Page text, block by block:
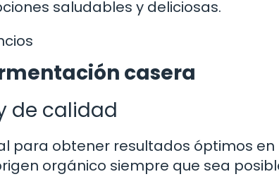
saludables y deliciosas.
casera
de calidad
para obtener resultados óptimos en
orgánico siempre que sea